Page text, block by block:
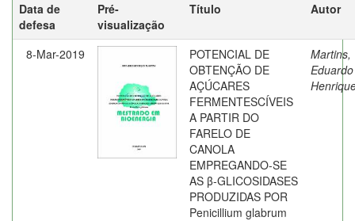
Data de
defesa
Pré-
visualização
Título Autor
8-Mar-2019
POTENCIAL DE
OBTENÇÃO DE
AÇÚCARES
FERMENTESCÍVEIS
A PARTIR DO
FARELO DE
CANOLA
EMPREGANDO-SE
AS β-GLICOSIDASES
PRODUZIDAS POR
Penicillium glabrum
Martins,
Eduardo